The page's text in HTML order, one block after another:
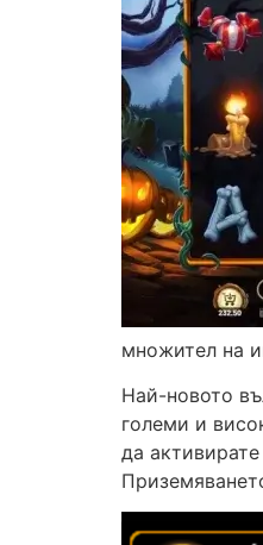
множител на
Най-новото
големи и
да